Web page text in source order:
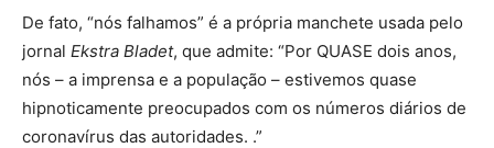
De fato, “nós falhamos” é a própria manchete usada pelo
jornal Ekstra Bladet, que admite: “Por QUASE dois anos,
nós – a imprensa e a população – estivemos quase
hipnoticamente preocupados com os números diários de
coronavírus das autoridades. .”